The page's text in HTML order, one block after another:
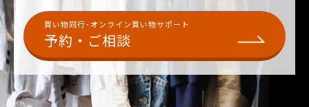
買い物同行･オンライン買い物サポート
予約・ご相談